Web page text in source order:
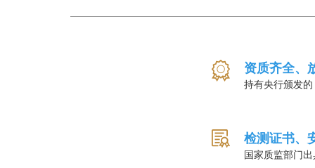
资质齐全、
持有央行颁发
检测证书、
国家质监部门